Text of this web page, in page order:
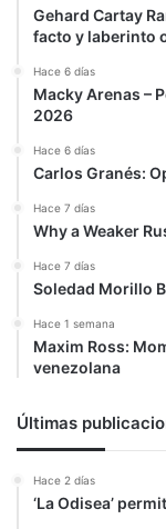
Gehard Cartay
facto y laberinto
Hace 6 días
Macky Arenas –
2026
Hace 6 días
Carlos Granés:
Hace 7 días
Why a Weaker
Hace 7 días
Soledad Morillo
Hace 1 semana
Maxim Ross:
venezolana
Últimas
Hace 2 días
‘La Odisea’